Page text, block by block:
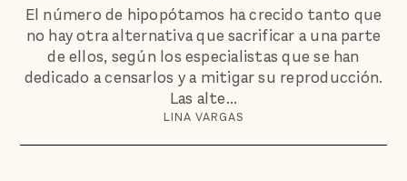
El número de hipopótamos ha crecido tanto que
no hay otra alternativa que sacrificar a una parte
de ellos, según los especialistas que se han
dedicado a censarlos y a mitigar su reproducción.
Las alte...
LINA VARGAS